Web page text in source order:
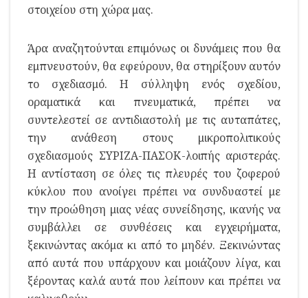
στοιχείου στη χώρα μας.
Άρα αναζητούνται επιμόνως οι δυνάμεις που θα
εμπνευστούν, θα εφεύρουν, θα στηρίξουν αυτόν
το σχεδιασμό. Η σύλληψη ενός σχεδίου,
οραματικά και πνευματικά, πρέπει να
συντελεστεί σε αντιδιαστολή με τις αυταπάτες,
την ανάθεση στους μικροπολιτικούς
σχεδιασμούς ΣΥΡΙΖΑ-ΠΑΣΟΚ-λοιπής αριστεράς.
Η αντίσταση σε όλες τις πλευρές του ζοφερού
κύκλου που ανοίγει πρέπει να συνδυαστεί με
την προώθηση μιας νέας συνείδησης, ικανής να
συμβάλλει σε συνθέσεις και εγχειρήματα,
ξεκινώντας ακόμα κι από το μηδέν. Ξεκινώντας
από αυτά που υπάρχουν και μοιάζουν λίγα, και
ξέροντας καλά αυτά που λείπουν και πρέπει να